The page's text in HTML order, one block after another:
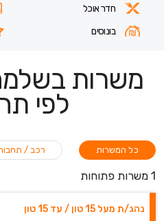
חדר אוכל
בונוסים
משרות
לפי
רכב / כל המשרות
1 משרות פתוחות
נהג/ת מעל 15 טון / עד 15 טון